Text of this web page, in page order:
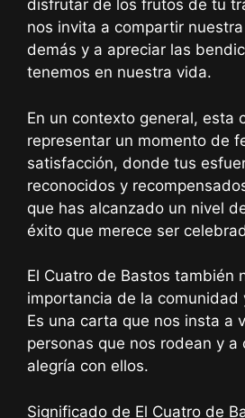
disfrutar de los frutos de tu
nos invita a compartir
demás y a apreciar las
tenemos en nuestra vida.
En un contexto general, esta
representar un momento de
satisfacción, donde tus
reconocidos y
que has alcanzado un nivel
éxito que merece ser
El Cuatro de Bastos también
importancia de la comunidad
Es una carta que nos insta a
personas que nos rodean y a
alegría con ellos.
Significado de El Cuatro de